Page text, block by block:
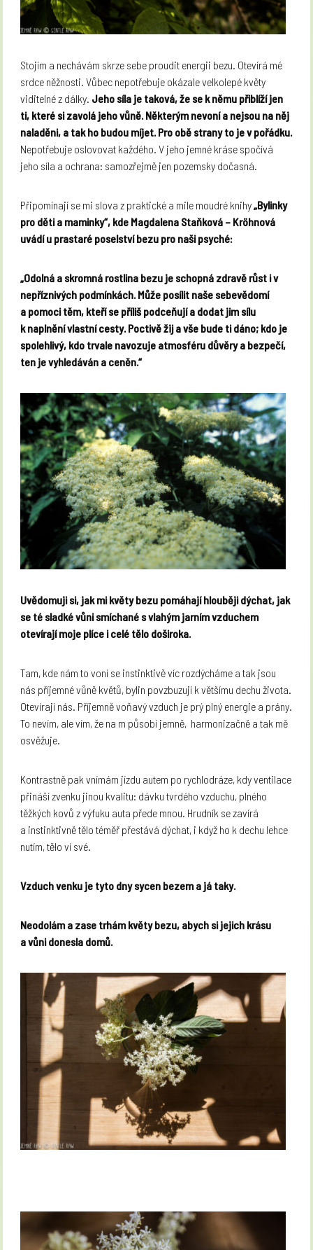
Stojím a nechávám skrze sebe proudit energii bezu. Otevírá mé
srdce něžnosti. Vůbec nepotřebuje okázale velkolepé květy
viditelné z dálky. Jeho síla je taková, že se k němu přiblíží jen
ti, které si zavolá jeho vůně. Některým nevoní a nejsou na něj
naladěni, a tak ho budou míjet. Pro obě strany to je v pořádku.
Nepotřebuje oslovovat každého. V jeho jemné kráse spočívá
jeho síla a ochrana: samozřejmě jen pozemsky dočasná.
Připomínají se mi slova z praktické a mile moudré knihy „Bylinky
pro děti a maminky“, kde Magdalena Staňková – Kröhnová
uvádí u prastaré poselství bezu pro naši psyché:
„Odolná a skromná rostlina bezu je schopná zdravě růst i v
nepříznivých podmínkách. Může posílit naše sebevědomí
a pomoci těm, kteří se příliš podceňují a dodat jim sílu
k naplnění vlastní cesty. Poctivě žij a vše bude ti dáno; kdo je
spolehlivý, kdo trvale navozuje atmosféru důvěry a bezpečí,
ten je vyhledáván a ceněn.“
Uvědomuji si, jak mi květy bezu pomáhají hlouběji dýchat, jak
se té sladké vůni smíchané s vlahým jarním vzduchem
otevírají moje plíce i celé tělo doširoka.
Tam, kde nám to voní se instinktivě víc rozdýcháme a tak jsou
nás příjemné vůně květů, bylin povzbuzují k většímu dechu života.
Otevírají nás. Příjemně voňavý vzduch je prý plný energie a prány.
To nevím, ale vím, že na m působí jemně, harmonizačně a tak mě
osvěžuje.
Kontrastně pak vnímám jízdu autem po rychlodráze, kdy ventilace
přináší zvenku jinou kvalitu: dávku tvrdého vzduchu, plného
těžkých kovů z výfuku auta přede mnou. Hrudník se zavírá
a instinktivně tělo téměř přestává dýchat, i když ho k dechu lehce
nutím, tělo ví své.
Vzduch venku je tyto dny sycen bezem a já taky.
Neodolám a zase trhám květy bezu, abych si jejich krásu
a vůni donesla domů.